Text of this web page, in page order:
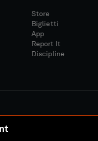
Store
Biglietti
App
Report It
Discipline